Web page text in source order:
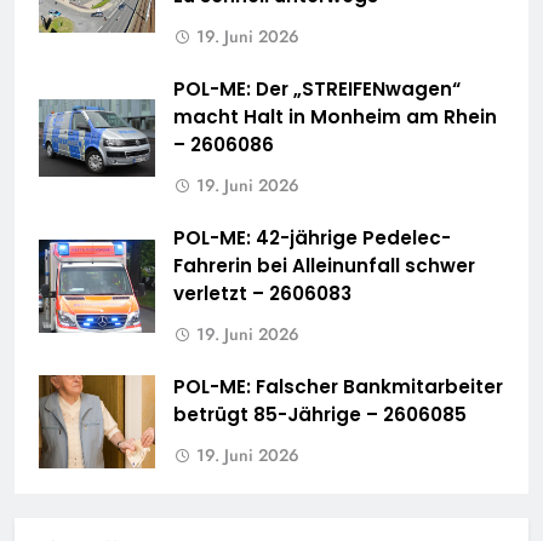
19. Juni 2026
POL-ME: Der „STREIFENwagen“
macht Halt in Monheim am Rhein
– 2606086
19. Juni 2026
POL-ME: 42-jährige Pedelec-
Fahrerin bei Alleinunfall schwer
verletzt – 2606083
19. Juni 2026
POL-ME: Falscher Bankmitarbeiter
betrügt 85-Jährige – 2606085
19. Juni 2026